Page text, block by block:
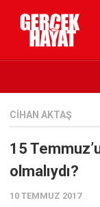
CIHAN AKTAŞ
15
olmalıydı?
10 TEMMUZ 2017